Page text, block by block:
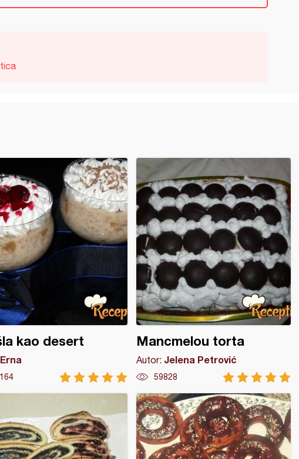
kao desert
Erna
Mancmelou torta
Autor: Jelena Petrović
59828